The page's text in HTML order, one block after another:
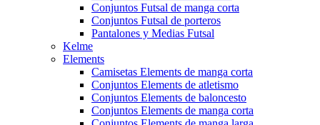
Conjuntos Futsal de manga corta
Conjuntos Futsal de porteros
Pantalones y Medias Futsal
Kelme
Elements
Camisetas Elements de manga corta
Conjuntos Elements de atletismo
Conjuntos Elements de baloncesto
Conjuntos Elements de manga corta